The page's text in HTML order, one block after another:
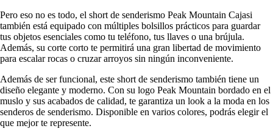
Pero eso no es todo, el short de senderismo Peak Mountain Cajasi
también está equipado con múltiples bolsillos prácticos para guardar
tus objetos esenciales como tu teléfono, tus llaves o una brújula.
Además, su corte corto te permitirá una gran libertad de movimiento
para escalar rocas o cruzar arroyos sin ningún inconveniente.
Además de ser funcional, este short de senderismo también tiene un
diseño elegante y moderno. Con su logo Peak Mountain bordado en el
muslo y sus acabados de calidad, te garantiza un look a la moda en los
senderos de senderismo. Disponible en varios colores, podrás elegir el
que mejor te represente.